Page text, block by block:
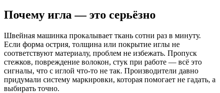
Почему игла — это серьёзно
Швейная машинка прокалывает ткань сотни раз в минуту.
Если форма острия, толщина или покрытие иглы не
соответствуют материалу, проблем не избежать. Пропуск
стежков, повреждение волокон, стук при работе — всё это
сигналы, что с иглой что-то не так. Производители давно
придумали систему маркировки, которая помогает не гадать, а
выбирать точно.